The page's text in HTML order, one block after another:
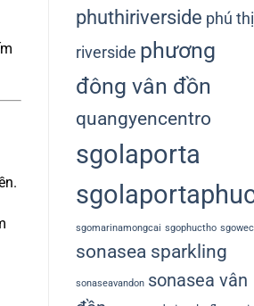
phuthiriverside phú thị
riverside phương
đông vân đồn
quangyencentro
sgolaporta
sgomarinamongcai sgophuctho
sonasea sparkling
sonaseavandon sonasea vân